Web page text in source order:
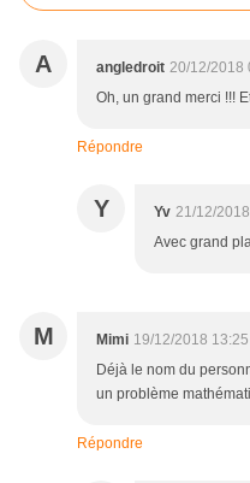
A angledroit 20/12/2018
Oh, un grand merci !!!
Répondre
Y Yv 21/12/
Avec grand
M Mimi 19/12/2018 13:25
Déjà le nom du
un problème
Répondre